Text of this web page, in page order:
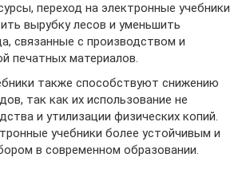
переход на электронные учебники
вырубку лесов и уменьшить
связанные с производством и
печатных материалов.
также способствуют снижению
так как их использование не
и утилизации физических копий.
учебники более устойчивым и
в современном образовании.